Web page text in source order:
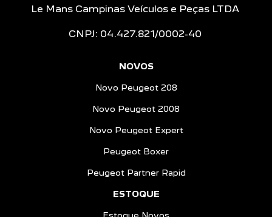
Le Mans Campinas Veículos e Peças LTDA
CNPJ: 04.427.821/0002-40
NOVOS
Novo Peugeot 208
Novo Peugeot 2008
Novo Peugeot Expert
Peugeot Boxer
Peugeot Partner Rapid
ESTOQUE